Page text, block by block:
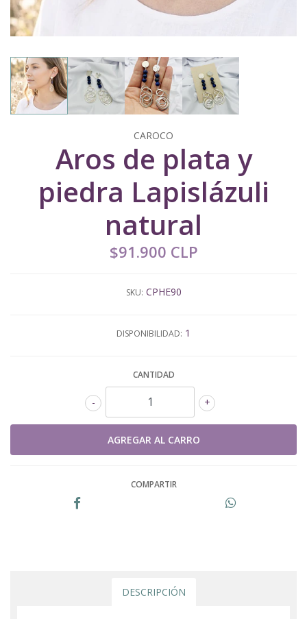
CAROCO
Aros de plata y
piedra Lapislázuli
natural
$91.900 CLP
SKU: CPHE90
DISPONIBILIDAD: 1
CANTIDAD
+
-
COMPARTIR
DESCRIPCIÓN